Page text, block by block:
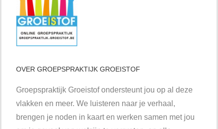
OVER GROEPSPRAKTIJK GROEISTOF
Groepspraktijk Groeistof ondersteunt jou op al deze
vlakken en meer. We luisteren naar je verhaal,
brengen je noden in kaart en werken samen met jou